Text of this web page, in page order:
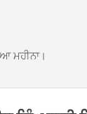
ਮਹੀਨਾ।